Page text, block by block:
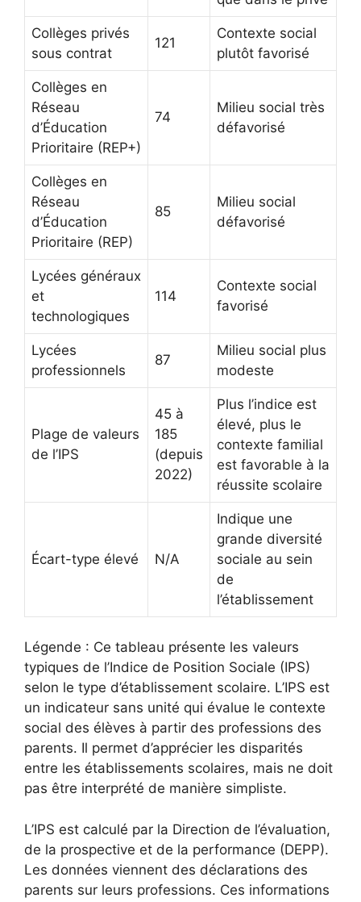
Collèges privés
sous contrat
121
Contexte social
plutôt favorisé
Collèges en
Réseau
d’Éducation
Prioritaire (REP+)
74
Milieu social très
défavorisé
Collèges en
Réseau
d’Éducation
Prioritaire (REP)
85
Milieu social
défavorisé
Lycées généraux
et
technologiques
114
Contexte social
favorisé
Lycées
professionnels
87
Milieu social plus
modeste
Plage de valeurs
de l’IPS
45 à
185
(depuis
2022)
Plus l’indice est
élevé, plus le
contexte familial
est favorable à la
réussite scolaire
Écart-type élevé N/A
Indique une
grande diversité
sociale au sein
de
l’établissement
Légende : Ce tableau présente les valeurs
typiques de l’Indice de Position Sociale (IPS)
selon le type d’établissement scolaire. L’IPS est
un indicateur sans unité qui évalue le contexte
social des élèves à partir des professions des
parents. Il permet d’apprécier les disparités
entre les établissements scolaires, mais ne doit
pas être interprété de manière simpliste.
L’IPS est calculé par la Direction de l’évaluation,
de la prospective et de la performance (DEPP).
Les données viennent des déclarations des
parents sur leurs professions. Ces informations